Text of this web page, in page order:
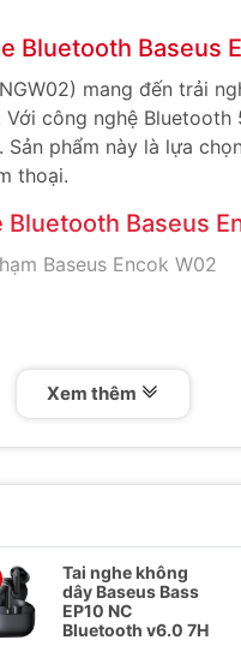
Bluetooth Baseus
mang đến trải
công nghệ
phẩm này là lựa
thoại.
Baseus
Baseus Encok W02
dây
Xem thêm
Tai nghe không
dây Baseus Bass
EP10 NC
Bluetooth v6.0 7H